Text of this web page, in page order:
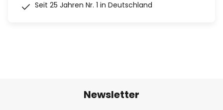
Seit 25 Jahren Nr. 1 in Deutschland
Newsletter